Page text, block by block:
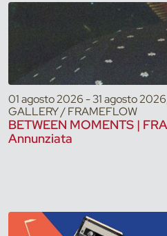
01 agosto 2026 - 31 agosto
GALLERY / FRAMEFLOW
BETWEEN MOMENTS |
Annunziata